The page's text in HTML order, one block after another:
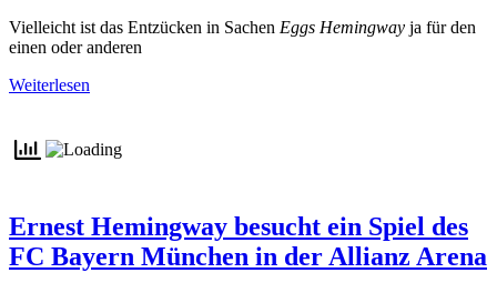
Vielleicht ist das Entzücken in Sachen Eggs Hemingway ja für den
einen oder anderen
Weiterlesen
Ernest Hemingway besucht ein Spiel des
FC Bayern München in der Allianz Arena